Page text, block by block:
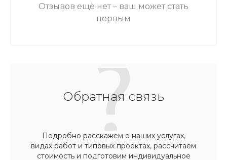
Отзывов ещё нет – ваш может стать
первым
Обратная связь
Подробно расскажем о наших услугах,
видах работ и типовых проектах, рассчитаем
стоимость и подготовим индивидуальное